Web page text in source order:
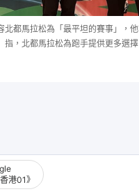
北都馬拉松為「最平坦的賽事」，
指，北都馬拉松為跑手提供更多選
港01》